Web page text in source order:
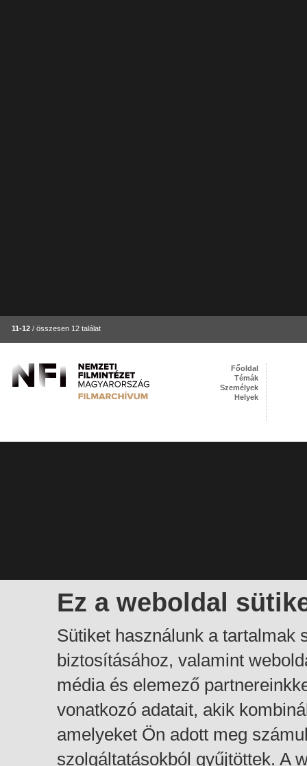
11-12 / összesen 12 találat
Ez a weboldal
Sütiket használunk a tartalmak
biztosításához, valamint
média és elemező
vonatkozó adatait, akik
amelyeket Ön adott meg
szolgáltatásokból gyűjtöttek. A
Főoldal
Témák
Személyek
Helyek